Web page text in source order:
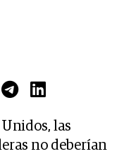
las
no deberían